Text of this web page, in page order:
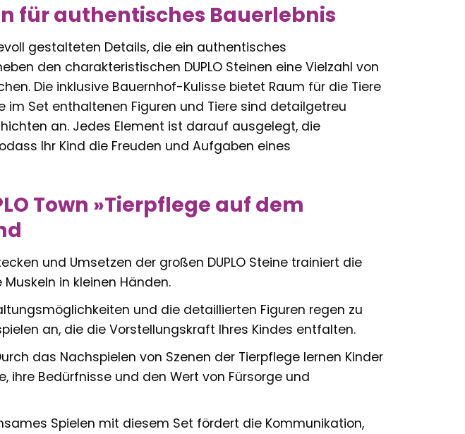
für authentisches Bauerlebnis
gestalteten Details, die ein authentisches
den charakteristischen DUPLO Steinen eine Vielzahl von
Die inklusive Bauernhof-Kulisse bietet Raum für die Tiere
im Set enthaltenen Figuren und Tiere sind detailgetreu
an. Jedes Element ist darauf ausgelegt, die
Ihr Kind die Freuden und Aufgaben eines
Town »Tierpflege auf dem
und Umsetzen der großen DUPLO Steine trainiert die
in kleinen Händen.
und die detaillierten Figuren regen zu
an, die die Vorstellungskraft Ihres Kindes entfalten.
das Nachspielen von Szenen der Tierpflege lernen Kinder
ihre Bedürfnisse und den Wert von Fürsorge und
Spielen mit diesem Set fördert die Kommunikation,